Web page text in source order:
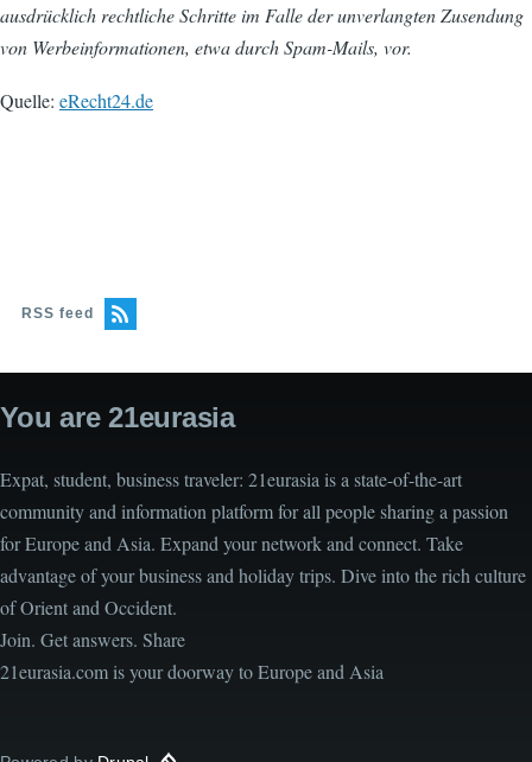
ausdrücklich rechtliche Schritte im Falle der unverlangten Zusendung
von Werbeinformationen, etwa durch Spam-Mails, vor.
Quelle: eRecht24.de
RSS feed
You are 21eurasia
Expat, student, business traveler: 21eurasia is a state-of-the-art
community and information platform for all people sharing a passion
for Europe and Asia. Expand your network and connect. Take
advantage of your business and holiday trips. Dive into the rich culture
of Orient and Occident.
Join. Get answers. Share
21eurasia.com is your doorway to Europe and Asia